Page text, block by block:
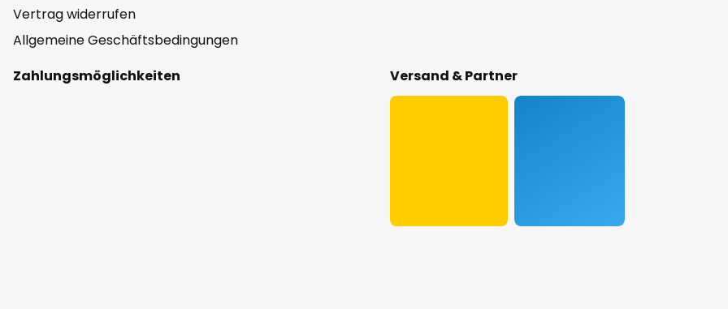
Vertrag widerrufen
Allgemeine Geschäftsbedingungen
Zahlungsmöglichkeiten Versand & Partner